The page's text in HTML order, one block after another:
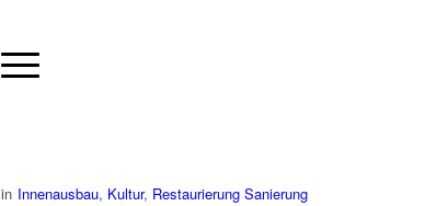
in Innenausbau, Kultur, Restaurierung Sanierung